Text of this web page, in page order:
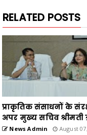
RELATED POSTS
प्राकृतिक संसाधनों के
अपर मुख्य सचिव श्रीमती
News Admin August